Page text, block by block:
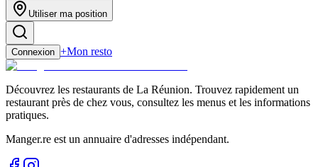
Utiliser ma position
Connexion +Mon resto
Découvrez les restaurants de La Réunion. Trouvez rapidement un
restaurant près de chez vous, consultez les menus et les informations
pratiques.
Manger.re est un annuaire d'adresses indépendant.